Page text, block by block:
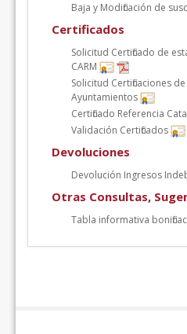
Baja y Modificación de
Certificados
Solicitud Certificado de
CARM
Solicitud Certificaciones
Ayuntamientos
Certificado Referencia
Validación Certificados
Devoluciones
Devolución Ingresos
Otras Consultas,
Tabla informativa